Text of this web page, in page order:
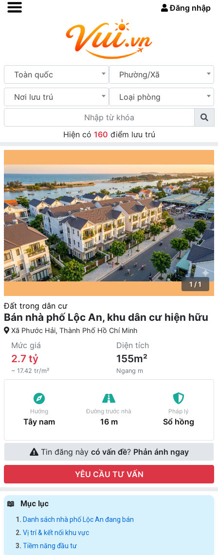
Đăng nhập
Toàn quốc Phường/Xã
Nơi lưu trú Loại phòng
Hiện có 160 điểm lưu trú
1 / 1
Đất trong dân cư
Bán nhà phố Lộc An, khu dân cư hiện hữu
Xã Phước Hải, Thành Phố Hồ Chí Minh
Mức giá
2.7 tỷ
~ 17.42 tr/m²
Diện tích
155m²
Ngang m
Hướng
Tây nam
Đường trước nhà
16 m
Pháp lý
Sổ hồng
Tin đăng này có vấn đề? Phản ánh ngay
YÊU CẦU TƯ VẤN
Mục lục
Danh sách nhà phố Lộc An đang bán
Vị trí & kết nối khu vực
Tiềm năng đầu tư